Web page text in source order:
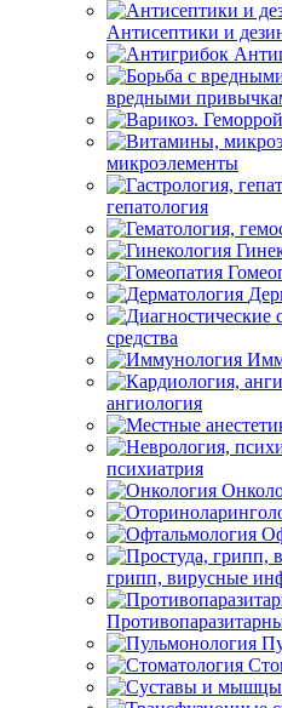
Антисептики и
вредными
микроэлементы
гепатология
средства
ангиология
психиатрия
грипп, вирусные